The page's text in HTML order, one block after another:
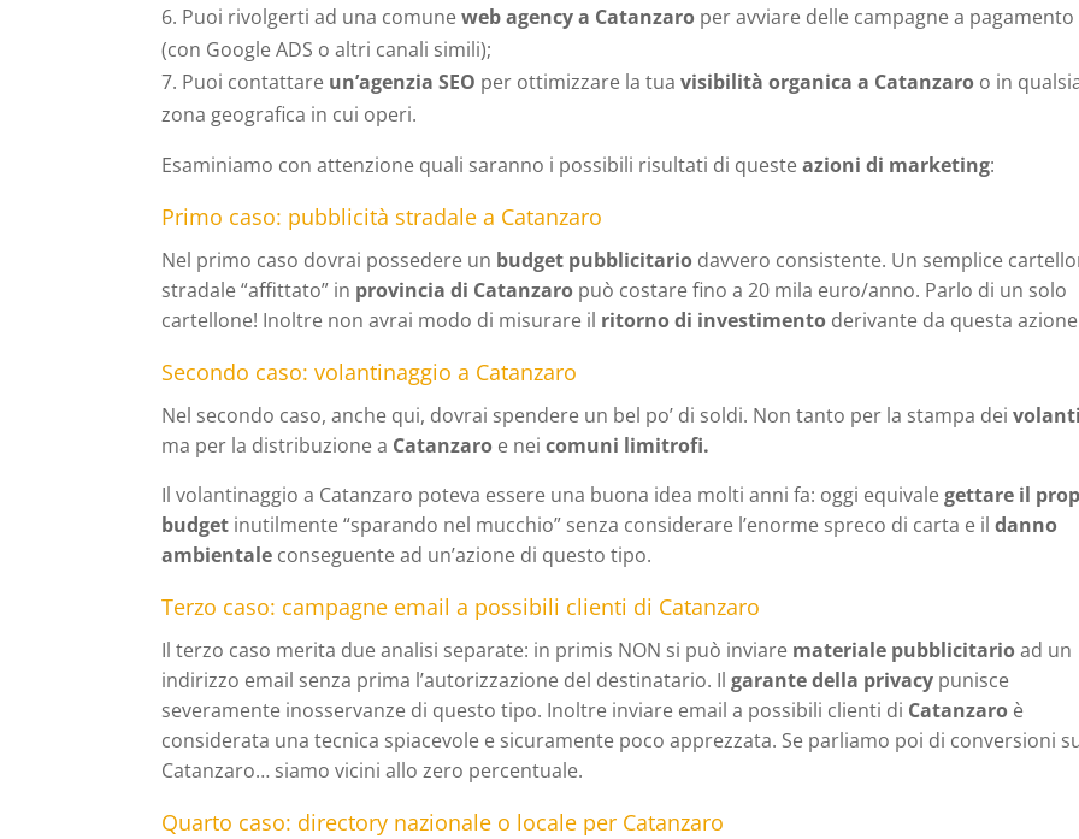
Puoi rivolgerti ad una comuneweb agency a Catanzaro per avviare delle campagne a pagamento
(con Google ADS o altri canali simili);
Puoi contattare un’agenzia SEO per ottimizzare la tuavisibilità organica a Catanzaro o in
zona geografica in cui operi.
Esaminiamo con attenzione quali saranno i possibili risultati di questeazioni di marketing:
Primo caso: pubblicità stradale a Catanzaro
Nel primo caso dovrai possedere un budget pubblicitario davvero consistente. Un semplice
stradale “affittato” in provincia di Catanzaro può costare fino a 20 mila euro/anno. Parlo di un solo
cartellone! Inoltre non avrai modo di misurare il ritorno di investimento derivante da questa
Secondo caso: volantinaggio a Catanzaro
Nel secondo caso, anche qui, dovrai spendere un bel po’ di soldi. Non tanto per la stampa dei
ma per la distribuzione a Catanzaro e nei comuni limitrofi.
Il volantinaggio a Catanzaro poteva essere una buona idea molti anni fa: oggi equivalegettare il
budget inutilmente “sparando nel mucchio” senza considerare l’enorme spreco di carta e ildanno
ambientale conseguente ad un’azione di questo tipo.
Terzo caso: campagne email a possibili clienti di Catanzaro
Il terzo caso merita due analisi separate: in primis NON si può inviare materiale pubblicitarioad un
indirizzo email senza prima l’autorizzazione del destinatario. Ilgarante della privacy punisce
severamente inosservanze di questo tipo. Inoltre inviare email a possibili clienti di Catanzaro è
considerata una tecnica spiacevole e sicuramente poco apprezzata. Se parliamo poi di conversioni
Catanzaro… siamo vicini allo zero percentuale.
Quarto caso: directory nazionale o locale per Catanzaro